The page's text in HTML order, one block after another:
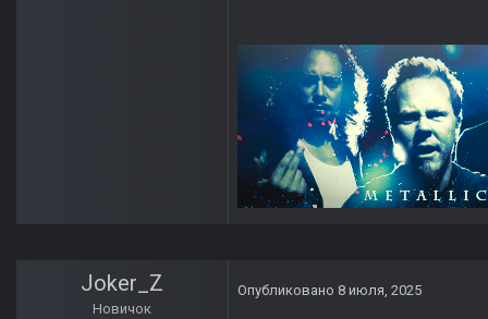
Joker_Z
Новичок
Опубликовано 8 июля, 2025